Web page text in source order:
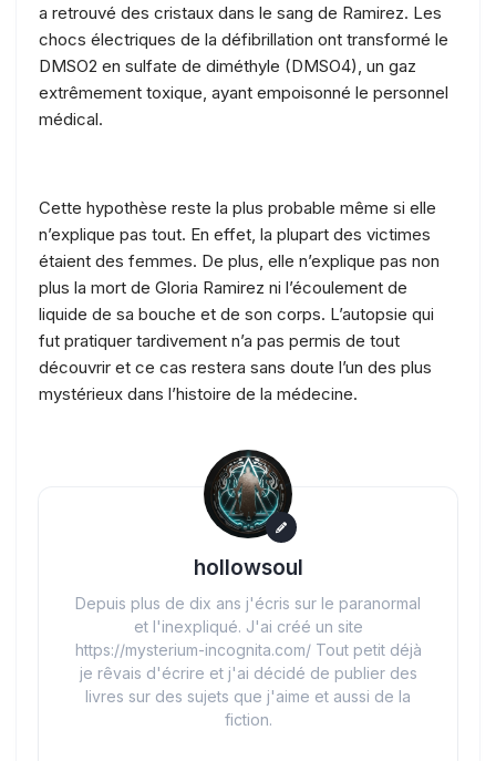
a retrouvé des cristaux dans le sang de Ramirez. Les
chocs électriques de la défibrillation ont transformé le
DMSO2 en sulfate de diméthyle (DMSO4), un gaz
extrêmement toxique, ayant empoisonné le personnel
médical.
Cette hypothèse reste la plus probable même si elle
n’explique pas tout. En effet, la plupart des victimes
étaient des femmes. De plus, elle n’explique pas non
plus la mort de Gloria Ramirez ni l’écoulement de
liquide de sa bouche et de son corps. L’autopsie qui
fut pratiquer tardivement n’a pas permis de tout
découvrir et ce cas restera sans doute l’un des plus
mystérieux dans l’histoire de la médecine.
hollowsoul
Depuis plus de dix ans j'écris sur le paranormal
et l'inexpliqué. J'ai créé un site
https://mysterium-incognita.com/ Tout petit déjà
je rêvais d'écrire et j'ai décidé de publier des
livres sur des sujets que j'aime et aussi de la
fiction.